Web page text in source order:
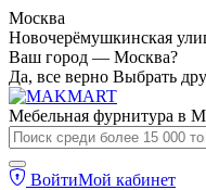
Москва
Новочерёмушкинская
Ваш город — Москва?
Да, все верно Выбрать
Мебельная фурнитура в
ВойтиМой кабинет